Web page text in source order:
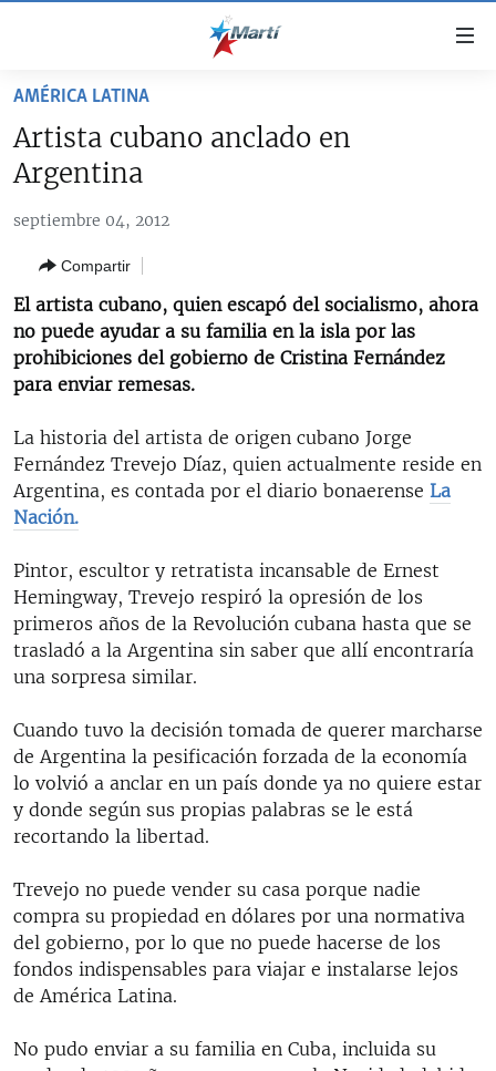
accesibilidad
al
contenido
navegación
principal
búsqueda
CUBA
#11JCUBA, 5 AÑOS DESPUÉS
INFORME DEL DEPARTAMENTO DE ESTADO DE EEUU
SOBRE CUBA
ESTADOS UNIDOS
AMÉRICA 250
AMÉRICA LATINA
INMIGRACIÓN
MUNDO
DEPORTES
ARTE Y ENTRETENIMIENTO
OPINIÓN GRÁFICA
AUDIOVISUALES MARTÍ
RADIO MARTÍ
ESPECIALES
LA REALIDAD DE LA VIVIENDA EN CUBA
SER VIEJO EN CUBA
LOS SANTOS DE HIALEAH
DESINFORMACIÓN RUSA EN AMÉRICA LATINA
LA INVASIÓN DE RUSIA A UCRANIA
MULTIMEDIA
EDITORIALES
SÍGUENOS
AMÉRICA LATINA
Artista cubano anclado en
Argentina
septiembre 04, 2012
Compartir
El artista cubano, quien escapó del socialismo, ahora
no puede ayudar a su familia en la isla por las
prohibiciones del gobierno de Cristina Fernández
para enviar remesas.
La historia del artista de origen cubano Jorge
Fernández Trevejo Díaz, quien actualmente reside en
Argentina, es contada por el diario bonaerense La
Nación.
Pintor, escultor y retratista incansable de Ernest
Hemingway, Trevejo respiró la opresión de los
primeros años de la Revolución cubana hasta que se
trasladó a la Argentina sin saber que allí encontraría
una sorpresa similar.
Cuando tuvo la decisión tomada de querer marcharse
de Argentina la pesificación forzada de la economía
lo volvió a anclar en un país donde ya no quiere estar
y donde según sus propias palabras se le está
recortando la libertad.
Trevejo no puede vender su casa porque nadie
compra su propiedad en dólares por una normativa
del gobierno, por lo que no puede hacerse de los
fondos indispensables para viajar e instalarse lejos
de América Latina.
No pudo enviar a su familia en Cuba, incluida su